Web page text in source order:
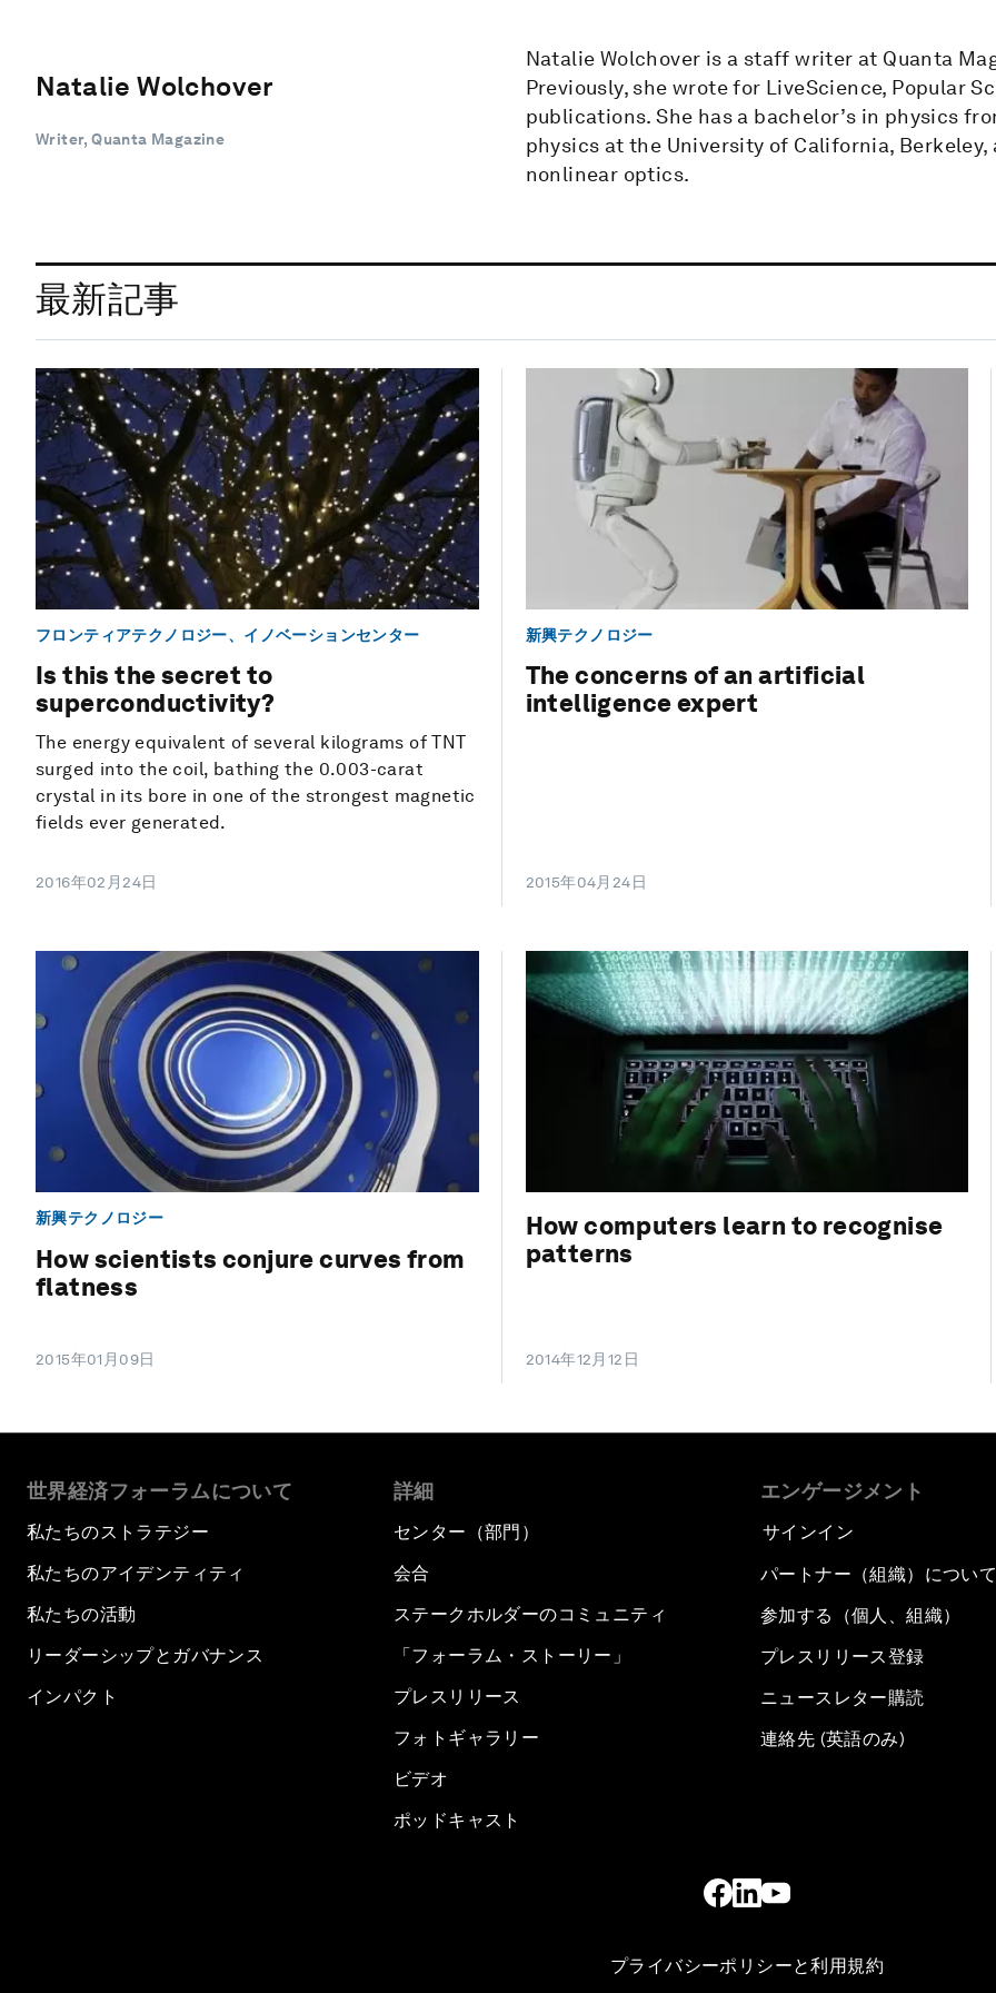
Natalie Wolchover
Writer, Quanta Magazine
Natalie Wolchover is a staff writer at Quanta
Previously, she wrote for LiveScience, Popular
publications. She has a bachelor’s in physics
physics at the University of California,
nonlinear optics.
最新記事
フロンティアテクノロジー、イノベーションセンター
Is this the secret to
superconductivity?
The energy equivalent of several kilograms of TNT
surged into the coil, bathing the 0.003-carat
crystal in its bore in one of the strongest magnetic
fields ever generated.
2016年02月24日
新興テクノロジー
The concerns of an artificial
intelligence expert
2015年04月24日
新興テクノロジー
How scientists conjure curves from
flatness
2015年01月09日
How computers learn to recognise
patterns
2014年12月12日
世界経済フォーラムについて
私たちのストラテジー
私たちのアイデンティティ
私たちの活動
リーダーシップとガバナンス
インパクト
詳細
センター（部門）
会合
ステークホルダーのコミュニティ
「フォーラム・ストーリー」
プレスリリース
フォトギャラリー
ビデオ
ポッドキャスト
エンゲージメント
サインイン
パートナー（組織）につい
参加する（個人、組織）
プレスリリース登録
ニュースレター購読
連絡先 (英語のみ)
プライバシーポリシーと利用規約